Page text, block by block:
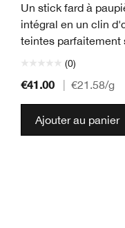
Un stick fard à
intégral en un clin
teintes parfaitement
(0)
€41.00 €21.58/g
Ajouter au panier